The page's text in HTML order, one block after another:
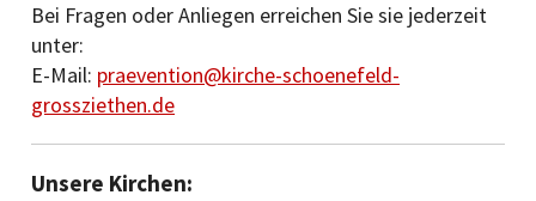
Bei Fragen oder Anliegen erreichen Sie sie jederzeit
unter:
E-Mail: praevention@kirche-schoenefeld-
grossziethen.de
Unsere Kirchen: